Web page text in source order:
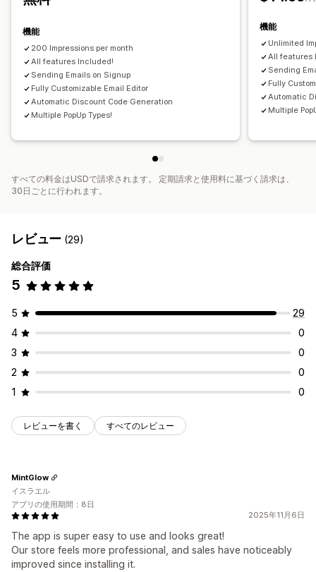
SMSの収集リスト
オートメーション
ターゲティング
タグ付け レポート 分析
ディスカウント管理
編集ツール テンプレート
通貨換算
ローカライズ
キャンペーン
ディスカウントの組み合わせ オートメーション
メールアドレスの収集リスト
ターゲティング
機能
200 Impressions per month
All features Included!
Sending Emails on Signup
Fully Customizable Email Editor
Automatic Discount Code Generation
Multiple PopUp Types!
機能
Unlimited
All features
Sending
Fully
Automatic
Multiple
すべての料金はUSDで請求されます。 定期請求と使用料に基づく請求は、
30日ごとに行われます。
レビュー (29)
総合評価
5
5
29
4
0
3
0
2
0
1
0
レビューを書く すべてのレビュー
2025年11月6日
The app is super easy to use and looks great!
Our store feels more professional, and sales have noticeably
improved since installing it.
MintGlow
イスラエル
アプリの使用期間：8日